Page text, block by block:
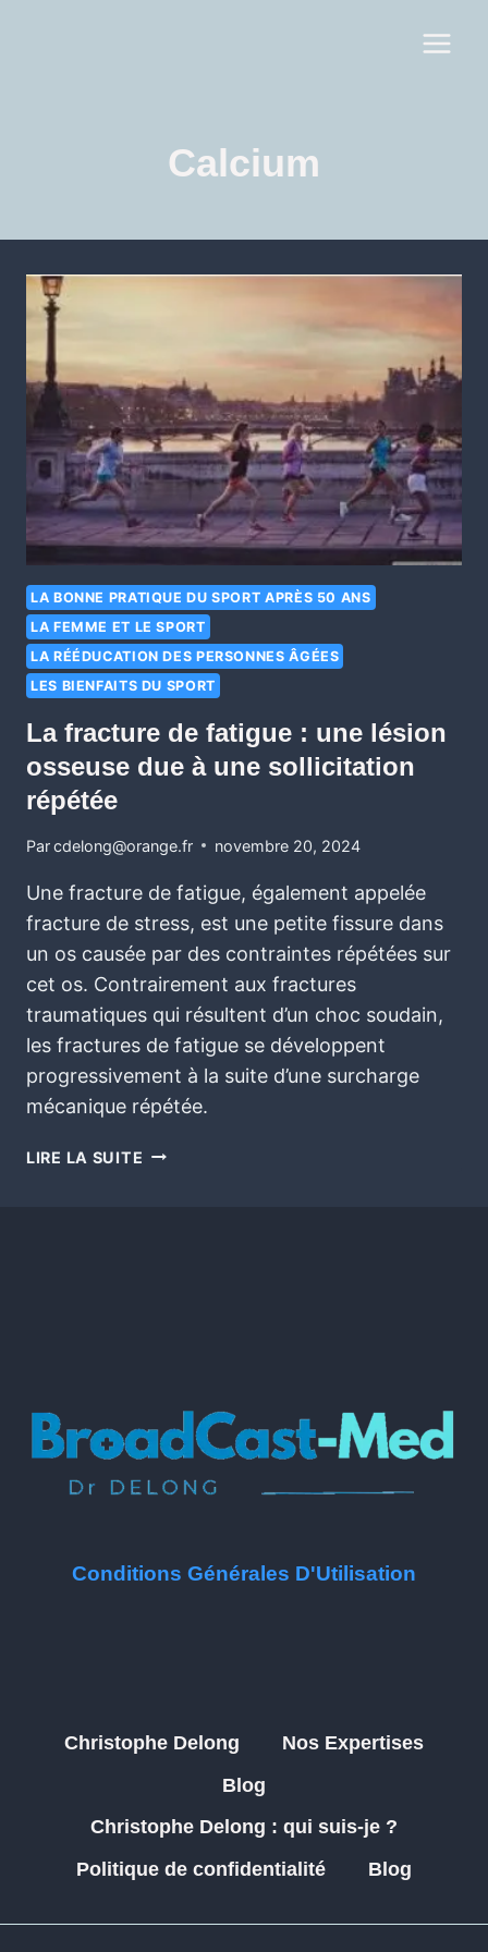
Calcium
LA BONNE PRATIQUE DU SPORT APRÈS 50 ANS
LA FEMME ET LE SPORT
LA RÉÉDUCATION DES PERSONNES ÂGÉES
LES BIENFAITS DU SPORT
La fracture de fatigue : une lésion
osseuse due à une sollicitation
répétée
Parcdelong@orange.fr novembre 20, 2024
Une fracture de fatigue, également appelée
fracture de stress, est une petite fissure dans
un os causée par des contraintes répétées sur
cet os. Contrairement aux fractures
traumatiques qui résultent d’un choc soudain,
les fractures de fatigue se développent
progressivement à la suite d’une surcharge
mécanique répétée.
LIRE LA SUITE
Conditions Générales D'Utilisation
Christophe Delong
Nos Expertises
Blog
Christophe Delong : qui suis-je ?
Politique de confidentialité
Blog